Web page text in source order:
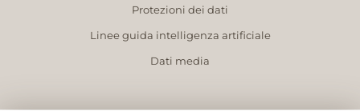
Protezioni dei dati
Linee guida intelligenza artificiale
Dati media